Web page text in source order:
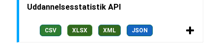
Uddannelsesstatistik API
CSV XLSX XML JSON